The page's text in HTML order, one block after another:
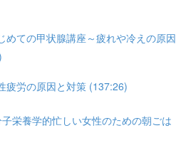
ての甲状腺講座～疲れや冷えの原因
労の原因と対策 (137:26)
栄養学的忙しい女性のための朝ごは